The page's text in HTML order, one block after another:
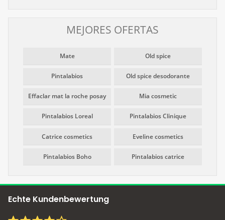
MEJORES OFERTAS
Mate Old spice
Pintalabios Old spice desodorante
Effaclar mat la roche posay Mia cosmetic
Pintalabios Loreal Pintalabios Clinique
Catrice cosmetics Eveline cosmetics
Pintalabios Boho Pintalabios catrice
Echte Kundenbewertung